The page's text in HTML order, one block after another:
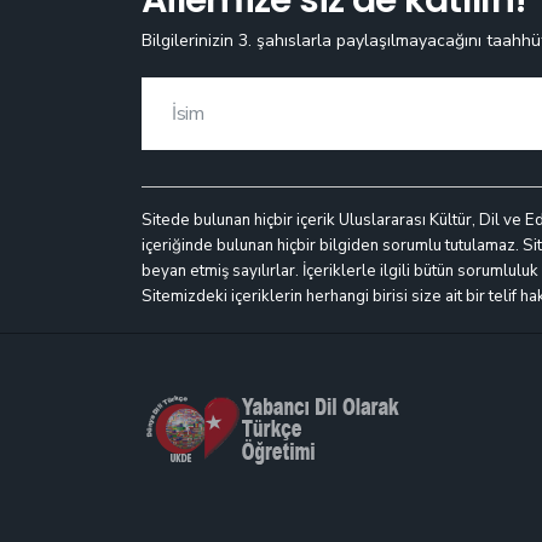
Bilgilerinizin 3. şahıslarla paylaşılmayacağını
Sitede bulunan hiçbir içerik Uluslararası Kültür, Dil ve
içeriğinde bulunan hiçbir bilgiden sorumlu tutulamaz.
beyan etmiş sayılırlar. İçeriklerle ilgili bütün
Sitemizdeki içeriklerin herhangi birisi size ait bir telif